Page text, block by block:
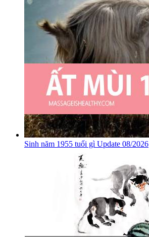
Sinh năm 1955 tuổi gì Update 08/2026